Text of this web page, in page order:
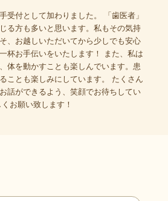
受付として加わりました。 「歯医者」
る方も多いと思います。私もその気持
、お越しいただいてから少しでも安心
杯お手伝いをいたします！ また、私は
体を動かすことも楽しんでいます。患
ことも楽しみにしています。 たくさん
話ができるよう、笑顔でお待ちしてい
お願い致します！